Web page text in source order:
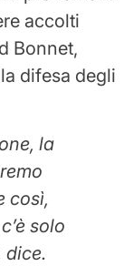
accolti
Bonnet,
difesa degli
la
così,
solo
dice.